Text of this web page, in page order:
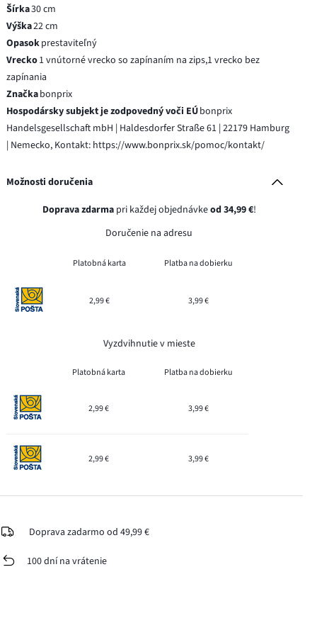
Šírka30 cm
Výška22 cm
Opasokprestaviteľný
Vrecko1 vnútorné vrecko so zapínaním na zips,1 vrecko bez
zapínania
Značkabonprix
Hospodársky subjekt je zodpovedný voči EÚbonprix
Handelsgesellschaft mbH | Haldesdorfer Straße 61 | 22179 Hamburg
| Nemecko, Kontakt: https://www.bonprix.sk/pomoc/kontakt/
Možnosti doručenia
Doprava zdarmapri každej objednávkeod 34,99 €!
Doručenie na adresu
Platobná karta Platba na dobierku
2,99 € 3,99 €
Vyzdvihnutie v mieste
Platobná karta Platba na dobierku
2,99 € 3,99 €
2,99 € 3,99 €
Doprava zadarmo od 49,99 €
100 dní na vrátenie